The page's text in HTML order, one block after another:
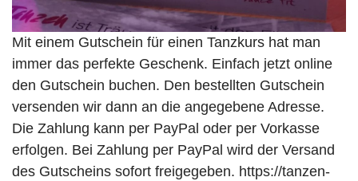
Mit einem Gutschein für einen Tanzkurs hat man
immer das perfekte Geschenk. Einfach jetzt online
den Gutschein buchen. Den bestellten Gutschein
versenden wir dann an die angegebene Adresse.
Die Zahlung kann per PayPal oder per Vorkasse
erfolgen. Bei Zahlung per PayPal wird der Versand
des Gutscheins sofort freigegeben. https://tanzen-